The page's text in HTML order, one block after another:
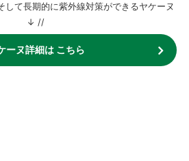
て長期的に紫外線対策ができるヤケーヌ
↓ //
ーヌ詳細は こちら